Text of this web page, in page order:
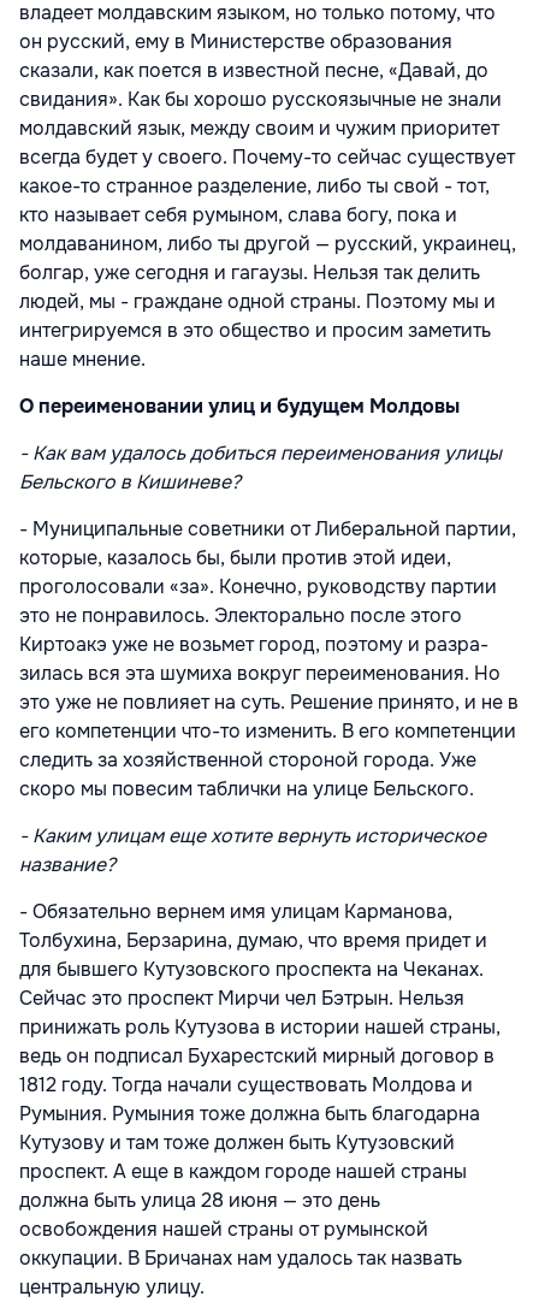
владеет молдавским языком, но только потому, что
он русский, ему в Министерстве образования
сказали, как поется в известной песне, «Давай, до
свидания». Как бы хорошо русскоязычные не знали
молдавский язык, между своим и чужим приоритет
всегда будет у своего. Почему-то сейчас существует
какое-то странное разделение, либо ты свой - тот,
кто называет себя румыном, слава богу, пока и
молдаванином, либо ты другой — русский, украинец,
болгар, уже сегодня и гагаузы. Нельзя так делить
людей, мы - граждане одной страны. Поэтому мы и
интегрируемся в это общество и просим заметить
наше мнение.
О переименовании улиц и будущем Молдовы
- Как вам удалось добиться переименования улицы
Бельского в Кишиневе?
- Муниципальные советники от Либеральной партии,
которые, казалось бы, были против этой идеи,
проголосовали «за». Конечно, руководству партии
это не понравилось. Электорально после этого
Киртоакэ уже не возьмет город, поэтому и разра­
зилась вся эта шумиха вокруг переименования. Но
это уже не повлияет на суть. Решение принято, и не в
его компетенции что-то изменить. В его компетенции
следить за хозяйственной стороной города. Уже
скоро мы повесим таблички на улице Бельского.
- Каким улицам еще хотите вернуть историческое
название?
- Обязательно вернем имя улицам Карманова,
Толбухина, Берзарина, думаю, что время придет и
для бывшего Кутузовского проспекта на Чеканах.
Сейчас это проспект Мирчи чел Бэтрын. Нельзя
принижать роль Кутузова в истории нашей страны,
ведь он подписал Бухарестский мирный договор в
1812 году. Тогда начали существовать Молдова и
Румыния. Румыния тоже должна быть благодарна
Кутузову и там тоже должен быть Кутузовский
проспект. А еще в каждом городе нашей страны
должна быть улица 28 июня — это день
освобождения нашей страны от румынской
оккупации. В Бричанах нам удалось так назвать
центральную улицу.